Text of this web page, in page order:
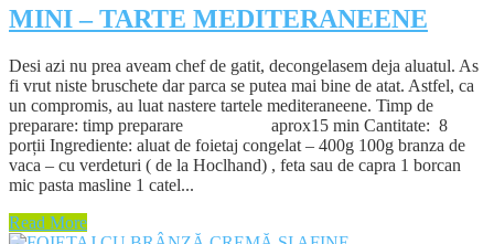
MINI – TARTE MEDITERANEENE
Desi azi nu prea aveam chef de gatit, decongelasem deja aluatul. As
fi vrut niste bruschete dar parca se putea mai bine de atat. Astfel, ca
un compromis, au luat nastere tartele mediteraneene. Timp de
preparare: timp preparare aprox15 min Cantitate: 8
porții Ingrediente: aluat de foietaj congelat – 400g 100g branza de
vaca – cu verdeturi ( de la Hoclhand) , feta sau de capra 1 borcan
mic pasta masline 1 catel...
Read More